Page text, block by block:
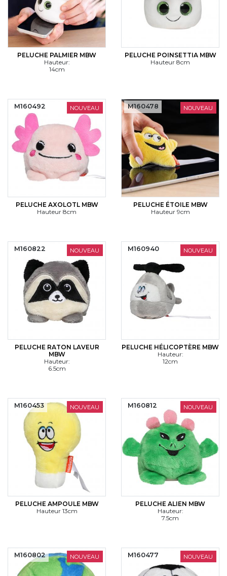
PELUCHE PALMIER MBW
Hauteur:
14cm
PELUCHE POINSETTIA MBW
Hauteur 8cm
NOUVEAU
PELUCHE AXOLOTL MBW
Hauteur 8cm
M160492 NOUVEAU
PELUCHE ÉTOILE MBW
Hauteur 9cm
M160478
NOUVEAU
PELUCHE RATON LAVEUR
MBW
Hauteur:
6.5cm
M160822 NOUVEAU
PELUCHE HÉLICOPTÈRE MBW
Hauteur:
12cm
M160940
NOUVEAU
PELUCHE AMPOULE MBW
Hauteur 13cm
M160453 NOUVEAU
PELUCHE ALIEN MBW
Hauteur:
7.5cm
M160812
NOUVEAU
M160802 NOUVEAU
M160477